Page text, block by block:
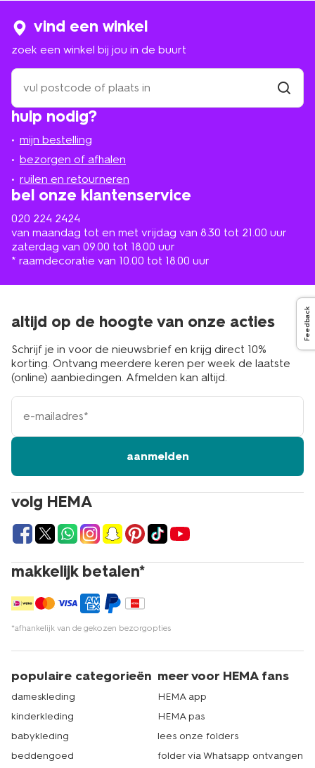
hulp nodig?
mijn bestelling
bezorgen of afhalen
ruilen en retourneren
bel onze klantenservice
020 224 2424
van maandag tot en met vrijdag van 8.30 tot 21.00 uur
zaterdag van 09.00 tot 18.00 uur
* raamdecoratie van 10.00 tot 18.00 uur
vind een winkel
zoek een winkel bij jou in de buurt
zoek
een
winkel
bij
in
de
buurt
volg HEMA
makkelijk betalen*
*afhankelijk van de gekozen bezorgopties
altijd op de hoogte van onze acties
Schrijf je in voor de nieuwsbrief en krijg direct 10%
korting. Ontvang meerdere keren per week de laatste
(online) aanbiedingen. Afmelden kan altijd.
e-
mailadres
aanmelden
populaire categorieën
dameskleding
kinderkleding
babykleding
beddengoed
meer voor HEMA fans
HEMA app
HEMA pas
lees onze folders
folder via Whatsapp ontvangen
Feedback